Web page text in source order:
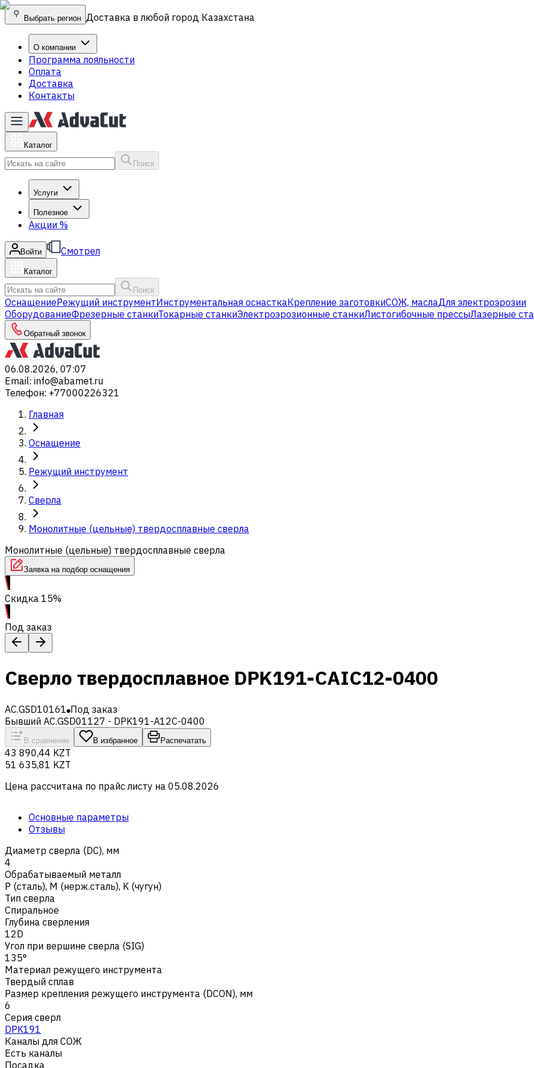
Выбрать регион Доставка в любой город Казахстана
О компании
Программа лояльности
Оплата
Доставка
Контакты
Каталог
Поиск
Услуги
Полезное
Акции %
Войти Смотрел
Каталог
Поиск
ОснащениеРежущий инструментИнструментальная оснасткаКрепление заготовкиСОЖ, маслаДля электроэрозии
ОборудованиеФрезерные станкиТокарные станкиЭлектроэрозионные станкиЛистогибочные прессыЛазерные
Обратный звонок
06.08.2026, 07:07
Email: info@abamet.ru
Телефон: +77000226321
Главная
Оснащение
Режущий инструмент
Сверла
Монолитные (цельные) твердосплавные сверла
Монолитные (цельные) твердосплавные сверла
Заявка на подбор оснащения
Скидка 15%
Под заказ
Сверло твердосплавное DPK191-CAIC12-0400
AC.GSD10161 Под заказ
Бывший AC.GSD01127 - DPK191-A12C-0400
В сравнение В избранное Распечатать
43 890,44 KZT
51 635,81 KZT
Цена рассчитана по прайс листу на 05.08.2026
Основные параметры
Отзывы
Диаметр сверла (DC), мм
4
Обрабатываемый металл
Р (сталь), M (нерж.сталь), K (чугун)
Тип сверла
Спиральное
Глубина сверления
12D
Угол при вершине сверла (SIG)
135°
Материал режущего инструмента
Твердый сплав
Размер крепления режущего инструмента (DCON), мм
6
Серия сверл
DPK191
Каналы для СОЖ
Есть каналы
Посадка